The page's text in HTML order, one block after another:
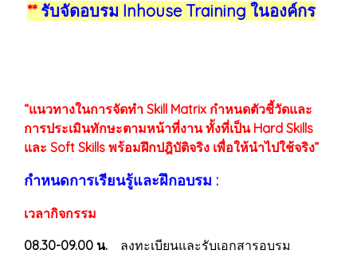
**รับจัดอบรม Inhouse Training ในองค์กร
“แนวทางในการจัดทำ Skill Matrix กำหนดตัวชี้วัดและ
การประเมินทักษะตามหน้าที่งาน ทั้งที่เป็น Hard Skills
และ Soft Skills พร้อมฝึกปฎิบัติจริง เพื่อให้นำไปใช้จริง”
กำหนดการเรียนรู้และฝึกอบรม :
เวลากิจกรรม
08.30-09.00 น. ลงทะเบียนและรับเอกสารอบรม